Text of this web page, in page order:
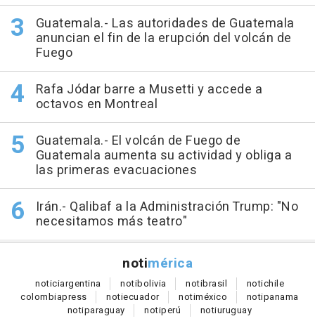
Guatemala.- Las autoridades de Guatemala
anuncian el fin de la erupción del volcán de
Fuego
Rafa Jódar barre a Musetti y accede a
octavos en Montreal
Guatemala.- El volcán de Fuego de
Guatemala aumenta su actividad y obliga a
las primeras evacuaciones
Irán.- Qalibaf a la Administración Trump: "No
necesitamos más teatro"
notimérica
noticiargentina notibolivia notibrasil notichile
colombiapress notiecuador notiméxico notipanama
notiparaguay notiperú notiuruguay